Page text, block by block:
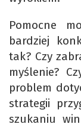
Pomocne
bardziej
tak? Czy
myślenie?
problem
strategii
szukaniu